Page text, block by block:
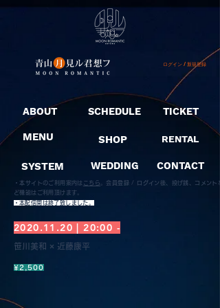
ログイン / 新規登録
ABOUT
MENU
SYSTEM
SCHEDULE
SHOP
WEDDING
TICKET
RENTAL
CONTACT
・本サイトのご利用案内は こちら
会員登録 / ログイン後、投げ銭、コメント
ど機能はご利用頂けます。
​・本配信開は終了致しました。
2020.11.20 | 20:00 -
笹川美和 × 近藤康平
¥2,500